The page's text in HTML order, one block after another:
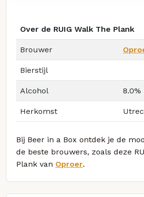
Over de RUIG Walk The Plank
Brouwer
Bierstijl
Alcohol 8.0%
Herkomst
Bij Beer in a Box ontdek je de
de beste brouwers, zoals deze
Plank van Oproer.